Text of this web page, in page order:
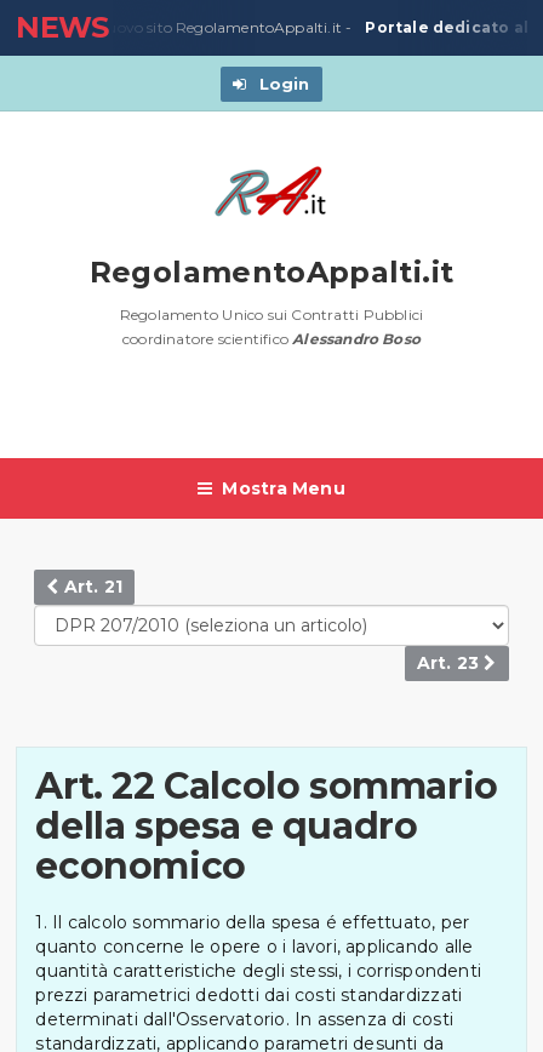
NEWS
03/2020-Nuovo sito RegolamentoAppalti.it - Portale dedicato
Login
RegolamentoAppalti.it
Regolamento Unico sui Contratti Pubblici
coordinatore scientificoAlessandro Boso
Mostra Menu
Art. 21
Art. 23
Art. 22 Calcolo sommario
della spesa e quadro
economico
1. Il calcolo sommario della spesa é effettuato, per
quanto concerne le opere o i lavori, applicando alle
quantità caratteristiche degli stessi, i corrispondenti
prezzi parametrici dedotti dai costi standardizzati
determinati dall'Osservatorio. In assenza di costi
standardizzati, applicando parametri desunti da